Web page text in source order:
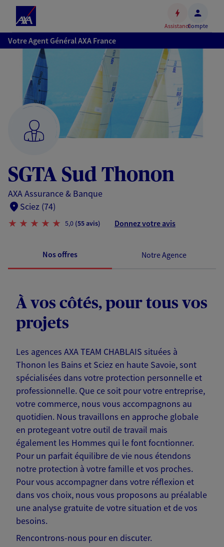
Accéder
au
contenu
principal
au
pied
de
page
AssistanceCompte
Votre Agent Général AXA France
SGTA Sud Thonon
AXA Assurance & Banque
Sciez (74)
5,0 (55 avis) Donnez votre avis
Nos offres Notre Agence
À vos côtés, pour tous vos
projets
Les agences AXA TEAM CHABLAIS situées à
Thonon les Bains et Sciez en haute Savoie, sont
spécialisées dans votre protection personnelle et
professionnelle. Que ce soit pour votre entreprise,
votre commerce, nous vous accompagnons au
quotidien. Nous travaillons en approche globale
en protegeant votre outil de travail mais
également les Hommes qui le font focntionner.
Pour un parfait équilibre de vie nous étendons
notre protection à votre famille et vos proches.
Pour vous accompagner dans votre réflexion et
dans vos choix, nous vous proposons au préalable
une analyse gratuite de votre situation et de vos
besoins.
Rencontrons-nous pour en discuter.